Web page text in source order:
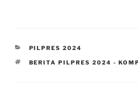
CATEGORIES
PILPRES 2024
TAGS
BERITA PILPRES 2024 -